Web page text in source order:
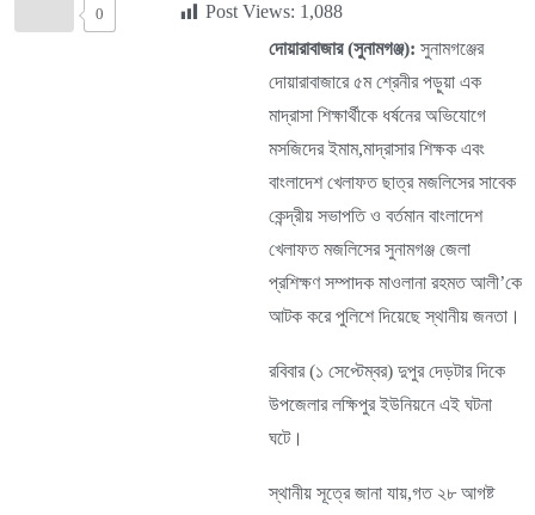
0 Post Views: 1,088
দোয়ারাবাজার (সুনামগঞ্জ): সুনামগঞ্জের
দোয়ারাবাজারে ৫ম শ্রেনীর পড়ুয়া এক
মাদ্রাসা শিক্ষার্থীকে ধর্ষনের অভিযোগে
মসজিদের ইমাম,মাদ্রাসার শিক্ষক এবং
বাংলাদেশ খেলাফত ছাত্র মজলিসের সাবেক
কেন্দ্রীয় সভাপতি ও বর্তমান বাংলাদেশ
খেলাফত মজলিসের সুনামগঞ্জ জেলা
প্রশিক্ষণ সম্পাদক মাওলানা রহমত আলী’কে
আটক করে পুলিশে দিয়েছে স্থানীয় জনতা।
রবিবার (১ সেপ্টেম্বর) দুপুর দেড়টার দিকে
উপজেলার লক্ষিপুর ইউনিয়নে এই ঘটনা
ঘটে।
স্থানীয় সূত্রে জানা যায়,গত ২৮ আগষ্ট